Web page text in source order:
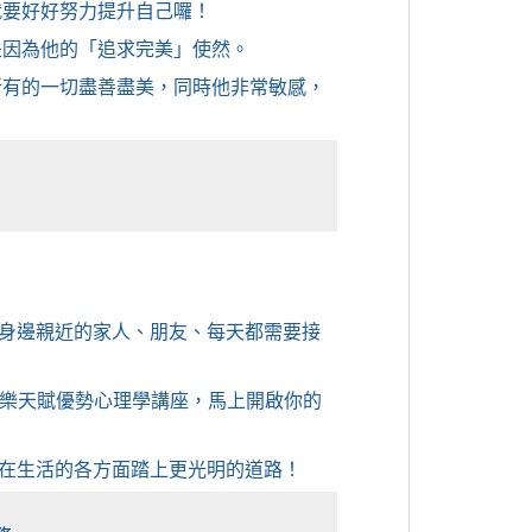
好好努力提升自己囉！
為他的「追求完美」使然。
的一切盡善盡美，同時他非常敏感，
邊親近的家人、朋友、每天都需要接
天賦優勢心理學講座，馬上開啟你的
生活的各方面踏上更光明的道路！